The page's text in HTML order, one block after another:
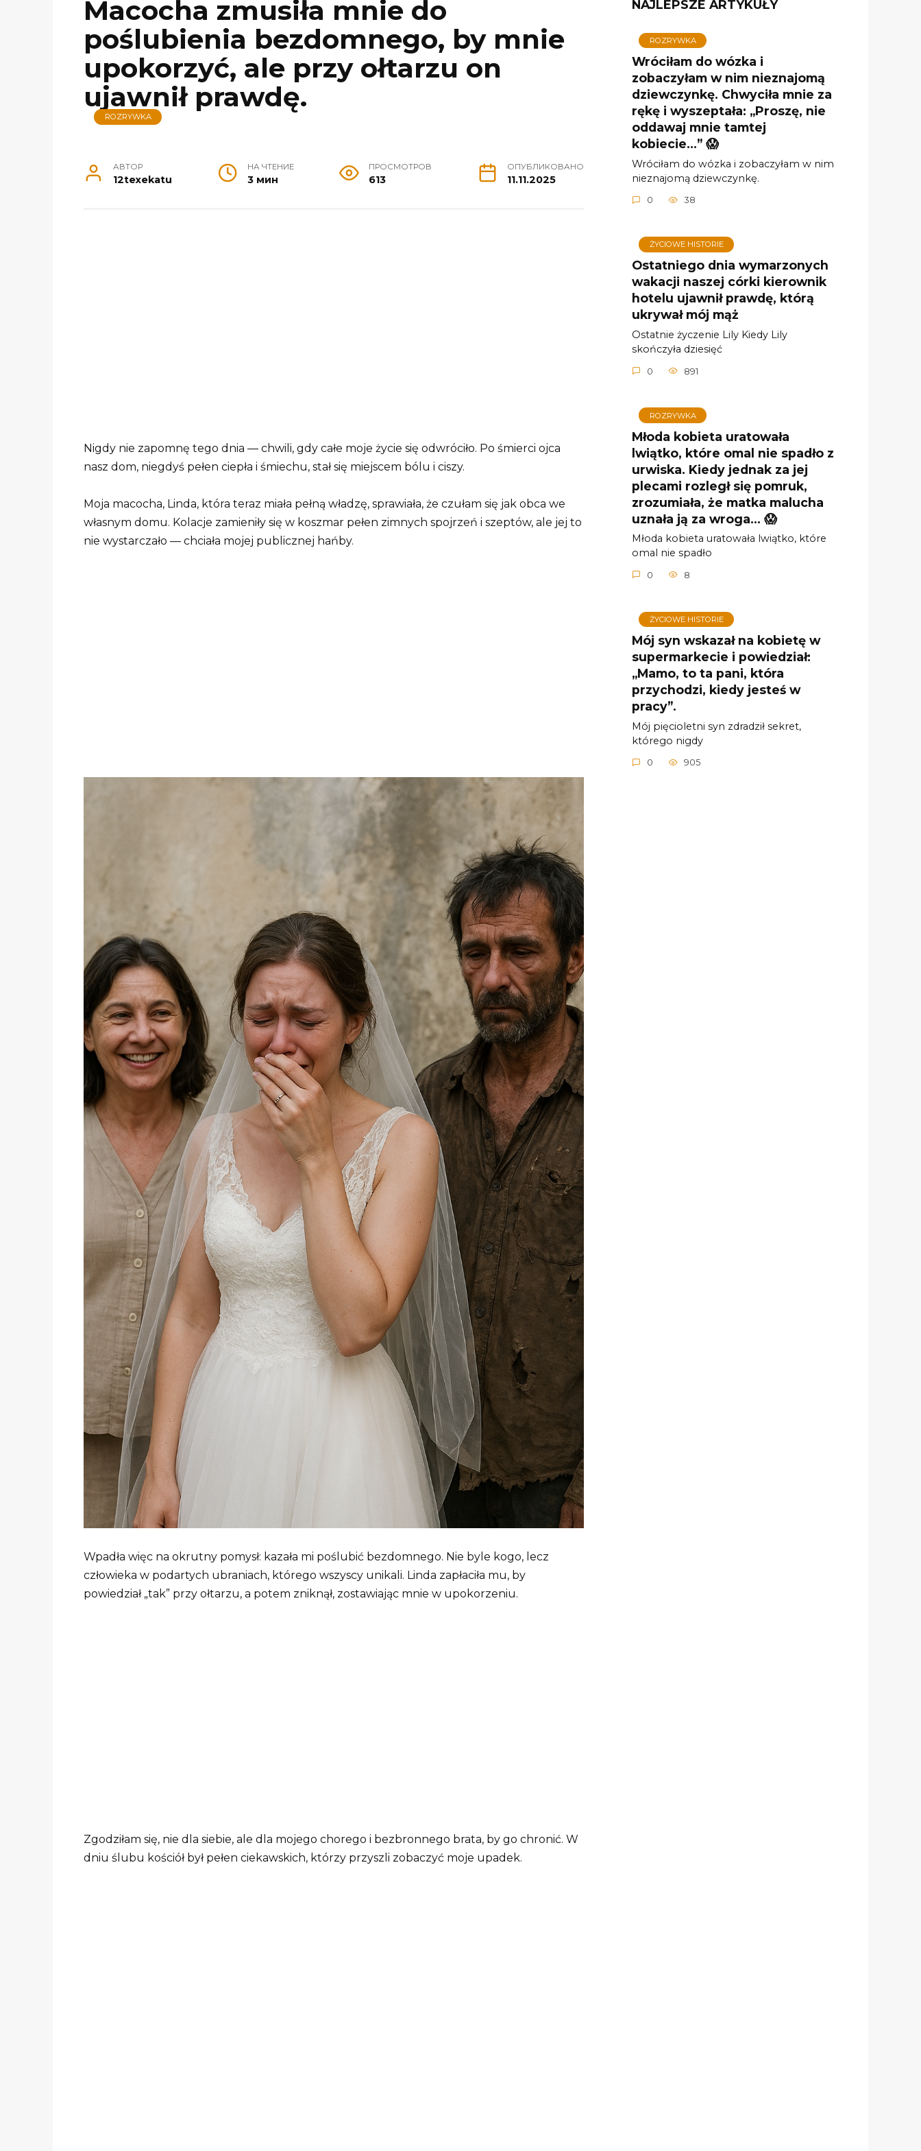
Macocha zmusiła mnie do
poślubienia bezdomnego, by mnie
upokorzyć, ale przy ołtarzu on
ujawnił prawdę.
ROZRYWKA
АВТОР
12texekatu
НА ЧТЕНИЕ
3 мин
ПРОСМОТРОВ
613
ОПУБЛИКОВАНО
11.11.2025
Nigdy nie zapomnę tego dnia — chwili, gdy całe moje życie się odwróciło. Po śmierci ojca
nasz dom, niegdyś pełen ciepła i śmiechu, stał się miejscem bólu i ciszy.
Moja macocha, Linda, która teraz miała pełną władzę, sprawiała, że czułam się jak obca we
własnym domu. Kolacje zamieniły się w koszmar pełen zimnych spojrzeń i szeptów, ale jej to
nie wystarczało — chciała mojej publicznej hańby.
Wpadła więc na okrutny pomysł: kazała mi poślubić bezdomnego. Nie byle kogo, lecz
człowieka w podartych ubraniach, którego wszyscy unikali. Linda zapłaciła mu, by
powiedział „tak” przy ołtarzu, a potem zniknął, zostawiając mnie w upokorzeniu.
Zgodziłam się, nie dla siebie, ale dla mojego chorego i bezbronnego brata, by go chronić. W
dniu ślubu kościół był pełen ciekawskich, którzy przyszli zobaczyć moje upadek.
NAJLEPSZE ARTYKUŁY
ROZRYWKA
Wróciłam do wózka i
zobaczyłam w nim nieznajomą
dziewczynkę. Chwyciła mnie za
rękę i wyszeptała: „Proszę, nie
oddawaj mnie tamtej
kobiecie…” 😱
Wróciłam do wózka i zobaczyłam w nim
nieznajomą dziewczynkę.
0 38
ŻYCIOWE HISTORIE
Ostatniego dnia wymarzonych
wakacji naszej córki kierownik
hotelu ujawnił prawdę, którą
ukrywał mój mąż
Ostatnie życzenie Lily Kiedy Lily
skończyła dziesięć
0 891
ROZRYWKA
Młoda kobieta uratowała
lwiątko, które omal nie spadło z
urwiska. Kiedy jednak za jej
plecami rozległ się pomruk,
zrozumiała, że matka malucha
uznała ją za wroga… 😱
Młoda kobieta uratowała lwiątko, które
omal nie spadło
0 8
ŻYCIOWE HISTORIE
Mój syn wskazał na kobietę w
supermarkecie i powiedział:
„Mamo, to ta pani, która
przychodzi, kiedy jesteś w
pracy”.
Mój pięcioletni syn zdradził sekret,
którego nigdy
0 905